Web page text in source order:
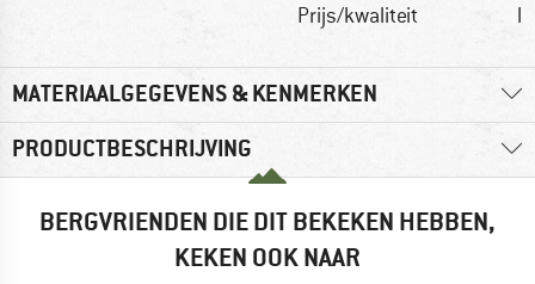
Prijs/kwaliteit
MATERIAALGEGEVENS & KENMERKEN
PRODUCTBESCHRIJVING
BERGVRIENDEN DIE DIT BEKEKEN HEBBEN,
KEKEN OOK NAAR